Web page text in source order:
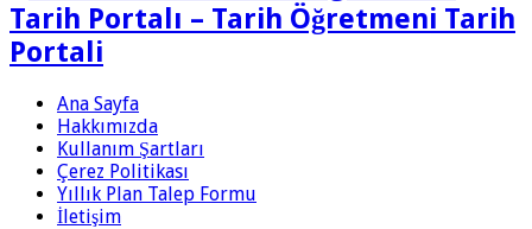
Tarih Portalı – Tarih Öğretmeni Tarih
Portali
Ana Sayfa
Hakkımızda
Kullanım Şartları
Çerez Politikası
Yıllık Plan Talep Formu
İletişim